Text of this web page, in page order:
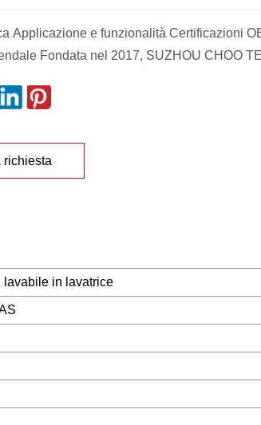
Applicazione e funzionalità Certificazioni
Fondata nel 2017, SUZHOU CHOO
richiesta
lavabile in lavatrice